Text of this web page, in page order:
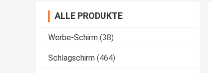
ALLE PRODUKTE
Werbe-Schirm (38)
Schlagschirm (464)